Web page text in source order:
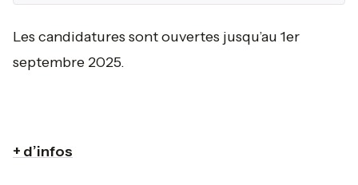
Les candidatures sont ouvertes jusqu’au 1er
septembre 2025.
+ d’infos